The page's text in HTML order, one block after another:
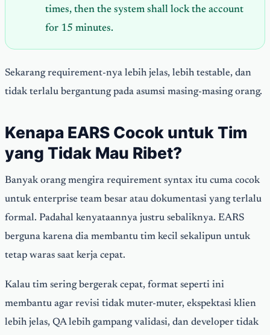
times, then the system shall lock the account
for 15 minutes.
Sekarang requirement-nya lebih jelas, lebih testable, dan
tidak terlalu bergantung pada asumsi masing-masing orang.
Kenapa EARS Cocok untuk Tim
yang Tidak Mau Ribet?
Banyak orang mengira requirement syntax itu cuma cocok
untuk enterprise team besar atau dokumentasi yang terlalu
formal. Padahal kenyataannya justru sebaliknya. EARS
berguna karena dia membantu tim kecil sekalipun untuk
tetap waras saat kerja cepat.
Kalau tim sering bergerak cepat, format seperti ini
membantu agar revisi tidak muter-muter, ekspektasi klien
lebih jelas, QA lebih gampang validasi, dan developer tidak